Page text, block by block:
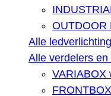
OUTDOOR
Alle ledverlichting
Alle verdelers
VARIABOX
FRONTBOX